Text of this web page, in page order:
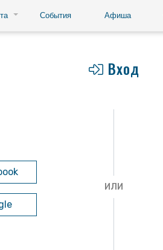
События Афиша
Вход
ИЛИ